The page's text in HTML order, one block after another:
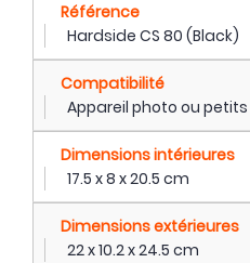
Référence
Hardside CS 80 (Black)
Compatibilité
Appareil photo ou petits
Dimensions intérieures
17.5 x 8 x 20.5 cm
Dimensions extérieures
22 x 10.2 x 24.5 cm